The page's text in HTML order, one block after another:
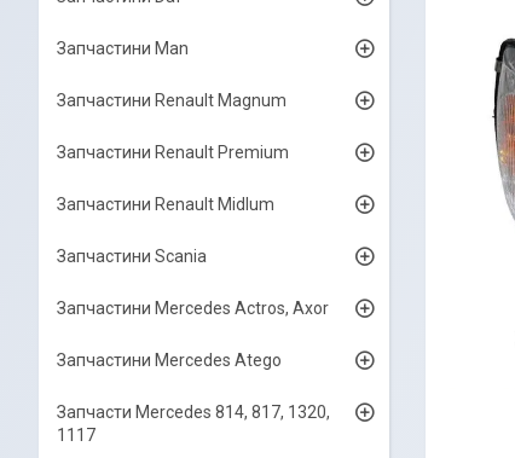
Запчастини Man
Запчастини Renault Magnum
Запчастини Renault Premium
Запчастини Renault Midlum
Запчастини Scania
Запчастини Mercedes Actros, Axor
Запчастини Mercedes Atego
Запчасти Mercedes 814, 817, 1320,
1117